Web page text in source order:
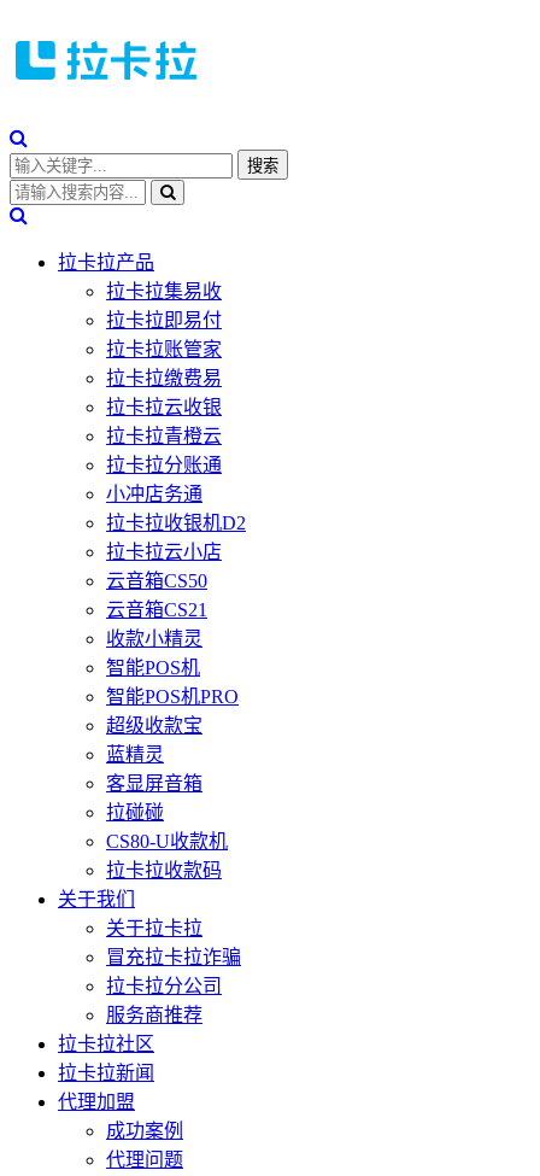
拉卡拉产品
拉卡拉集易收
拉卡拉即易付
拉卡拉账管家
拉卡拉缴费易
拉卡拉云收银
拉卡拉青橙云
拉卡拉分账通
小冲店务通
拉卡拉收银机D2
拉卡拉云小店
云音箱CS50
云音箱CS21
收款小精灵
智能POS机
智能POS机PRO
超级收款宝
蓝精灵
客显屏音箱
拉碰碰
CS80-U收款机
拉卡拉收款码
关于我们
关于拉卡拉
冒充拉卡拉诈骗
拉卡拉分公司
服务商推荐
拉卡拉社区
拉卡拉新闻
代理加盟
成功案例
代理问题